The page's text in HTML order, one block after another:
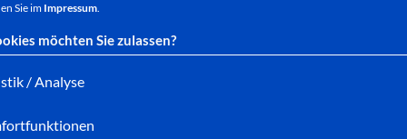
Sie im Impressum.
möchten Sie zulassen?
/ Analyse